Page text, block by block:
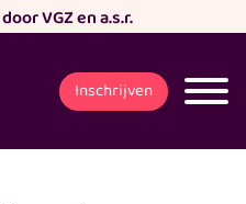
VGZ en a.s.r.
Inschrijven